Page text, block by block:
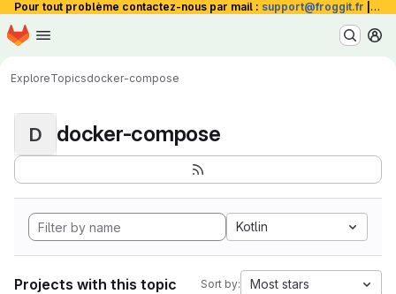
Pour tout problème contactez-nous par mail : support@froggit.fr La
Skip to main content
Homepage
ExploreTopicsdocker-compose
D docker-compose
Kotlin
Projects with this topic Sort by: Most stars